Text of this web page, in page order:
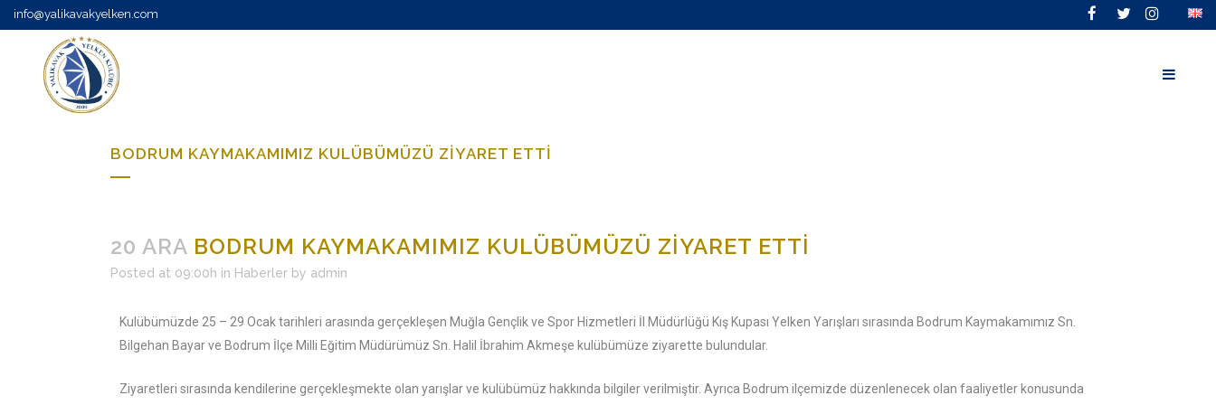
info@yalikavakyelken.com
BODRUM KAYMAKAMIMIZ KULÜBÜMÜZÜ ZIYARET ETTI
20 ARA BODRUM KAYMAKAMIMIZ KULÜBÜMÜZÜ ZIYARET ETTI
Posted at 09:00h in Haberler by admin
Kulübümüzde 25 – 29 Ocak tarihleri arasında gerçekleşen Muğla Gençlik ve Spor Hizmetleri İl Müdürlüğü Kış Kupası Yelken Yarışları sırasında Bodrum Kaymakamımız Sn.
Bilgehan Bayar ve Bodrum İlçe Milli Eğitim Müdürümüz Sn. Halil İbrahim Akmeşe kulübümüze ziyarette bulundular.
Ziyaretleri sırasında kendilerine gerçekleşmekte olan yarışlar ve kulübümüz hakkında bilgiler verilmiştir. Ayrıca Bodrum ilçemizde düzenlenecek olan faaliyetler konusunda